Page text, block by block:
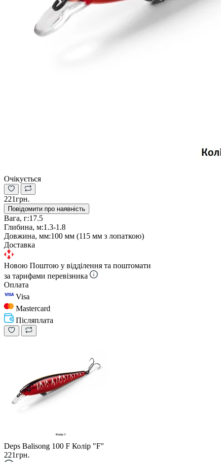
Очікується
221грн.
Повідомити про наявність
Вага, г:17.5
Глибина, м:1.3-1.8
Довжина, мм:100 мм (115 мм з лопаткою)
Доставка
Новою Поштою у відділення та поштомати
за тарифами перевізника
Оплата
Visa
Mastercard
Післяплата
Deps Balisong 100 F Колір "F"
221грн.